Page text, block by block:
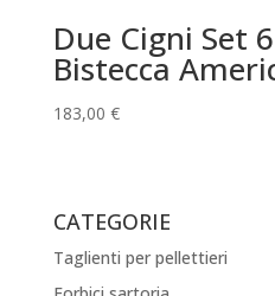
Due Cigni Set
Bistecca
183,00 €
CATEGORIE
Taglienti per pellettieri